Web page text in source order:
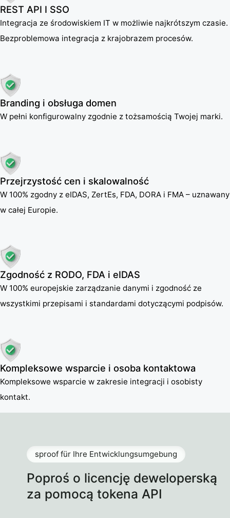
REST API I SSO
Integracja ze środowiskiem IT w możliwie najkrótszym czasie.
Bezproblemowa integracja z krajobrazem procesów.
Branding i obsługa domen
W pełni konfigurowalny zgodnie z tożsamością Twojej marki.
Przejrzystość cen i skalowalność
W 100% zgodny z eIDAS, ZertEs, FDA, DORA i FMA – uznawany
w całej Europie.
Zgodność z RODO, FDA i eIDAS
W 100% europejskie zarządzanie danymi i zgodność ze
wszystkimi przepisami i standardami dotyczącymi podpisów.
Kompleksowe wsparcie i osoba kontaktowa
Kompleksowe wsparcie w zakresie integracji i osobisty
kontakt.
Poproś o licencję deweloperską
za pomocą tokena API
sproof für Ihre Entwicklungsumgebung